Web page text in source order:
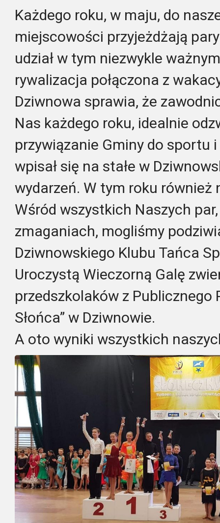
Każdego roku, w maju, do
miejscowości przyjeżdżają
udział w tym niezwykle
rywalizacja połączona z
Dziwnowa sprawia, że
Nas każdego roku, idealnie
przywiązanie Gminy do sportu
wpisał się na stałe w
wydarzeń. W tym roku również
Wśród wszystkich Naszych
zmaganiach, mogliśmy
Dziwnowskiego Klubu Tańca
Uroczystą Wieczorną Galę
przedszkolaków z Publicznego
Słońca” w Dziwnowie.
A oto wyniki wszystkich